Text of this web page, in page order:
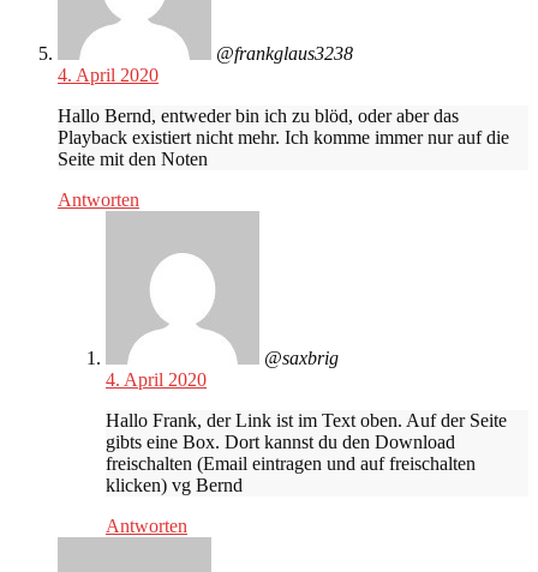
@frankglaus3238
4. April 2020
Hallo Bernd, entweder bin ich zu blöd, oder aber das
Playback existiert nicht mehr. Ich komme immer nur auf die
Seite mit den Noten
Antworten
@saxbrig
4. April 2020
Hallo Frank, der Link ist im Text oben. Auf der Seite
gibts eine Box. Dort kannst du den Download
freischalten (Email eintragen und auf freischalten
klicken) vg Bernd
Antworten